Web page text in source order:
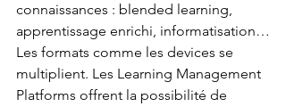
connaissances : blended learning,
apprentissage enrichi, informatisation…
Les formats comme les devices se
multiplient. Les Learning Management
Platforms offrent la possibilité de